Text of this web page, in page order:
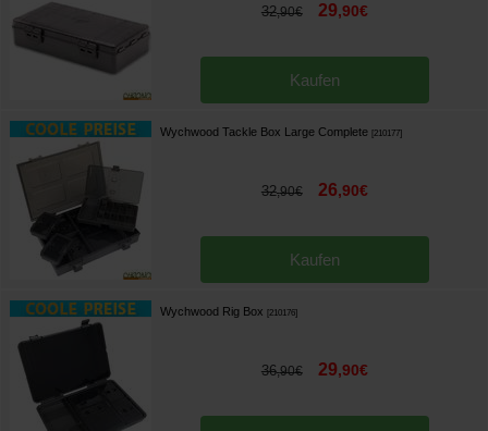
32,90€ 29,90€
Kaufen
Wychwood Tackle Box Large Complete [210177]
32,90€ 26,90€
Kaufen
Wychwood Rig Box [210176]
36,90€ 29,90€